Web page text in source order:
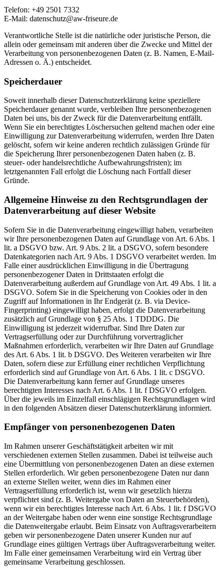
Telefon: +49 2501 7332
E-Mail: datenschutz@aw-friseure.de
Verantwortliche Stelle ist die natürliche oder juristische Person, die
allein oder gemeinsam mit anderen über die Zwecke und Mittel der
Verarbeitung von personenbezogenen Daten (z. B. Namen, E-Mail-
Adressen o. Ä.) entscheidet.
Speicherdauer
Soweit innerhalb dieser Datenschutzerklärung keine speziellere
Speicherdauer genannt wurde, verbleiben Ihre personenbezogenen
Daten bei uns, bis der Zweck für die Datenverarbeitung entfällt.
Wenn Sie ein berechtigtes Löschersuchen geltend machen oder eine
Einwilligung zur Datenverarbeitung widerrufen, werden Ihre Daten
gelöscht, sofern wir keine anderen rechtlich zulässigen Gründe für
die Speicherung Ihrer personenbezogenen Daten haben (z. B.
steuer- oder handelsrechtliche Aufbewahrungsfristen); im
letztgenannten Fall erfolgt die Löschung nach Fortfall dieser
Gründe.
Allgemeine Hinweise zu den Rechtsgrundlagen der
Datenverarbeitung auf dieser Website
Sofern Sie in die Datenverarbeitung eingewilligt haben, verarbeiten
wir Ihre personenbezogenen Daten auf Grundlage von Art. 6 Abs. 1
lit. a DSGVO bzw. Art. 9 Abs. 2 lit. a DSGVO, sofern besondere
Datenkategorien nach Art. 9 Abs. 1 DSGVO verarbeitet werden. Im
Falle einer ausdrücklichen Einwilligung in die Übertragung
personenbezogener Daten in Drittstaaten erfolgt die
Datenverarbeitung außerdem auf Grundlage von Art. 49 Abs. 1 lit. a
DSGVO. Sofern Sie in die Speicherung von Cookies oder in den
Zugriff auf Informationen in Ihr Endgerät (z. B. via Device-
Fingerprinting) eingewilligt haben, erfolgt die Datenverarbeitung
zusätzlich auf Grundlage von § 25 Abs. 1 TDDDG. Die
Einwilligung ist jederzeit widerrufbar. Sind Ihre Daten zur
Vertragserfüllung oder zur Durchführung vorvertraglicher
Maßnahmen erforderlich, verarbeiten wir Ihre Daten auf Grundlage
des Art. 6 Abs. 1 lit. b DSGVO. Des Weiteren verarbeiten wir Ihre
Daten, sofern diese zur Erfüllung einer rechtlichen Verpflichtung
erforderlich sind auf Grundlage von Art. 6 Abs. 1 lit. c DSGVO.
Die Datenverarbeitung kann ferner auf Grundlage unseres
berechtigten Interesses nach Art. 6 Abs. 1 lit. f DSGVO erfolgen.
Über die jeweils im Einzelfall einschlägigen Rechtsgrundlagen wird
in den folgenden Absätzen dieser Datenschutzerklärung informiert.
Empfänger von personenbezogenen Daten
Im Rahmen unserer Geschäftstätigkeit arbeiten wir mit
verschiedenen externen Stellen zusammen. Dabei ist teilweise auch
eine Übermittlung von personenbezogenen Daten an diese externen
Stellen erforderlich. Wir geben personenbezogene Daten nur dann
an externe Stellen weiter, wenn dies im Rahmen einer
Vertragserfüllung erforderlich ist, wenn wir gesetzlich hierzu
verpflichtet sind (z. B. Weitergabe von Daten an Steuerbehörden),
wenn wir ein berechtigtes Interesse nach Art. 6 Abs. 1 lit. f DSGVO
an der Weitergabe haben oder wenn eine sonstige Rechtsgrundlage
die Datenweitergabe erlaubt. Beim Einsatz von Auftragsverarbeitern
geben wir personenbezogene Daten unserer Kunden nur auf
Grundlage eines gültigen Vertrags über Auftragsverarbeitung weiter.
Im Falle einer gemeinsamen Verarbeitung wird ein Vertrag über
gemeinsame Verarbeitung geschlossen.